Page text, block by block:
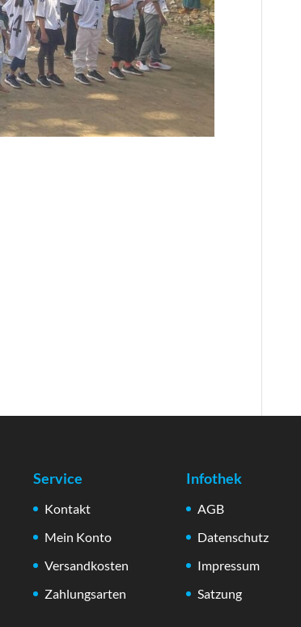
Service
Kontakt
Mein Konto
Versandkosten
Zahlungsarten
Infothek
AGB
Datenschutz
Impressum
Satzung